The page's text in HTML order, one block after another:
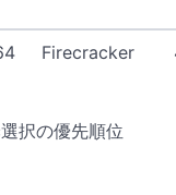
Firecracker
択の優先順位